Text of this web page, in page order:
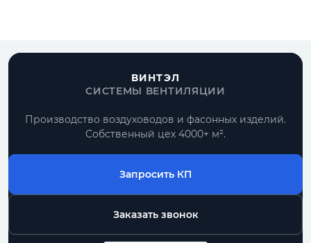
ВИНТЭЛ
СИСТЕМЫ ВЕНТИЛЯЦИИ
Производство воздуховодов и фасонных изделий.
Собственный цех 4000+ м².
Запросить КП
Заказать звонок